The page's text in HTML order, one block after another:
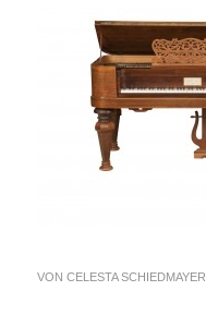
VON CELESTA SCHIEDMAYER